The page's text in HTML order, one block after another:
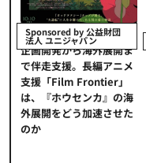
Sponsored by 公益財団
法人 ユニジャパン
企画開発から海外展開ま
で伴走支援。長編アニメ
支援「Film Frontier」
は、『ホウセンカ』の海
外展開をどう加速させた
のか